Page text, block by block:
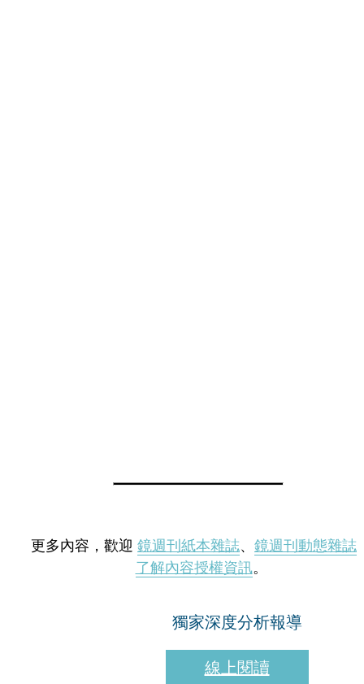
更多內容，歡迎 鏡週刊紙本雜誌、 鏡週刊動態雜誌
了解內容授權資訊。
獨家深度分析報導
線上閱讀